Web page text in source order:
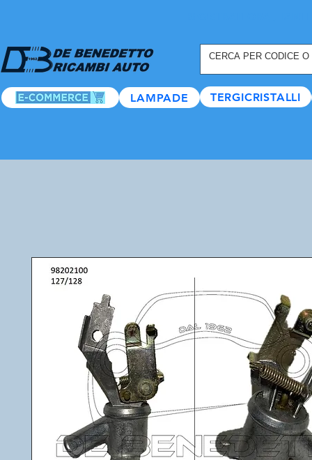
LAMPADE TERGICRISTALLI